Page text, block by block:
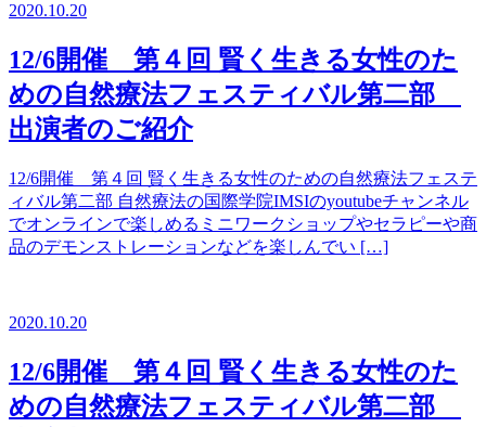
2020.10.20
12/6開催 第４回 賢く生きる女性のた
めの自然療法フェスティバル第二部
出演者のご紹介
12/6開催 第４回 賢く生きる女性のための自然療法フェステ
ィバル第二部 自然療法の国際学院IMSIのyoutubeチャンネル
でオンラインで楽しめるミニワークショップやセラピーや商
品のデモンストレーションなどを楽しんでい […]
2020.10.20
12/6開催 第４回 賢く生きる女性のた
めの自然療法フェスティバル第二部